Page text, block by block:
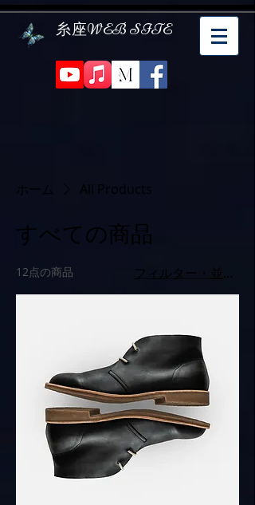
糸座WEB SITE
ホーム All Products
すべての商品
12点の商品 フィルター・並び替え